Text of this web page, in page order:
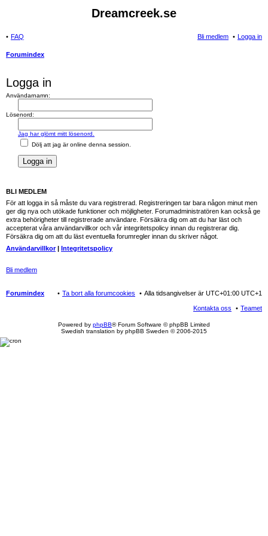
Dreamcreek.se
FAQ Logga in
Bli medlem
Forumindex
Logga in
Användarnamn:
Lösenord:
Jag har glömt mitt lösenord.
Dölj att jag är online denna session.
BLI MEDLEM
För att logga in så måste du vara registrerad. Registreringen tar bara någon minut men
ger dig nya och utökade funktioner och möjligheter. Forumadministratören kan också ge
extra behörigheter till registrerade användare. Försäkra dig om att du har läst och
accepterat våra användarvillkor och vår integritetspolicy innan du registrerar dig.
Försäkra dig om att du läst eventuella forumregler innan du skriver något.
Användarvillkor| Integritetspolicy
Bli medlem
Forumindex Alla tidsangivelser är UTC+01:00 UTC+1
Ta bort alla forumcookies
Teamet
Kontakta oss
Powered by phpBB® Forum Software © phpBB Limited
Swedish translation by phpBB Sweden © 2006-2015